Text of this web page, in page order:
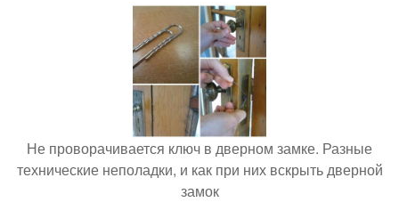
Не проворачивается ключ в дверном замке. Разные
технические неполадки, и как при них вскрыть дверной
замок